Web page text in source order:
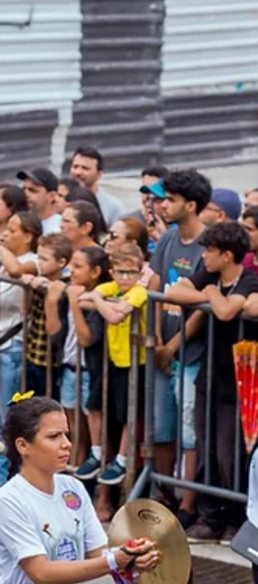
bairro João Mota com obras de
pavimentação, drenagem , saneamento e
uma nova praça. O projeto contempla 1.475
metros de pavimentação em sete ruas, 501
metros de drenagem em cinco vias, 1.205
metros de rede de saneamento e a
construção de uma nova praça. As vias
contempladas